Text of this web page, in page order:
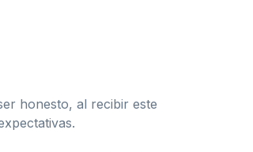
honesto, al recibir este